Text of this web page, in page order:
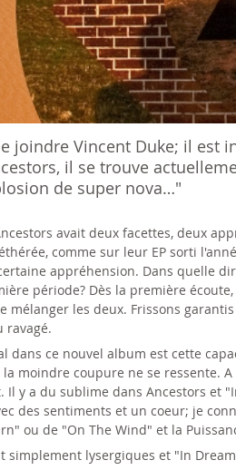
joindre Vincent Duke; il
il se trouve
de super nova…"
avait deux facettes, deux
comme sur leur EP sorti
appréhension. Dans quelle
période? Dès la première
mélanger les deux. Frissons
ravagé.
dans ce nouvel album est cette
moindre coupure ne se ressente.
Il y a du sublime dans Ancestors et
des sentiments et un coeur; je
ou de "On The Wind" et la
simplement lysergiques et "In